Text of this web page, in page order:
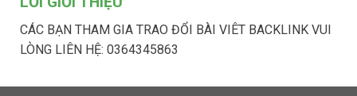
CÁC BẠN THAM GIA TRAO ĐỔI BÀI VIÊT BACKLINK VUI
LÒNG LIÊN HỆ: 0364345863